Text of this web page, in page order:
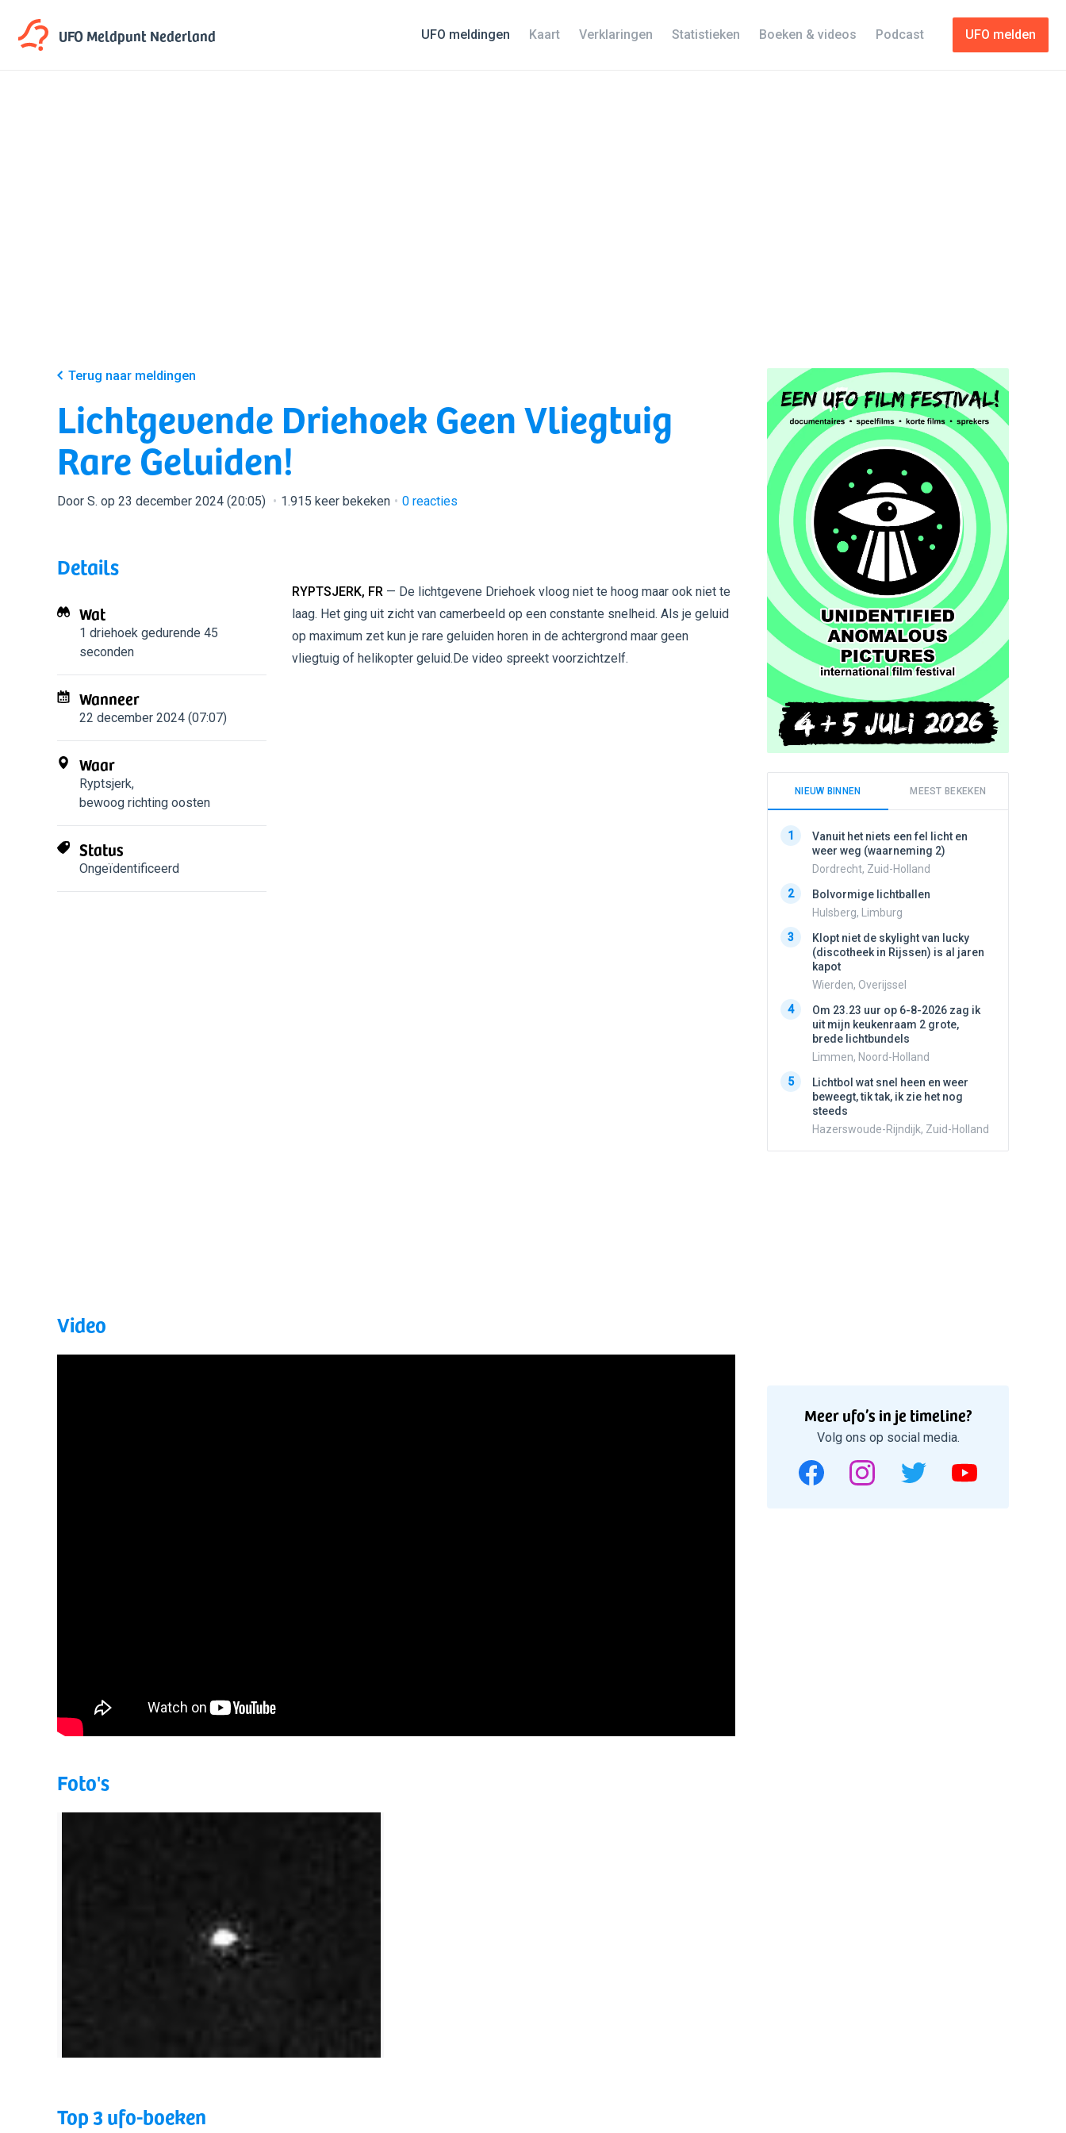
UFO MeldpuntNederland UFO melden
UFO meldingen Kaart Verklaringen Statistieken Boeken & videos Podcast
Terug naar meldingen
Lichtgevende Driehoek Geen Vliegtuig
Rare Geluiden!
Door S. op 23 december 2024 (20:05) 1.915 keer bekeken 0 reacties
Details
Wat
1 driehoek gedurende 45
seconden
Wanneer
22 december 2024 (07:07)
Waar
Ryptsjerk,
bewoog richting oosten
Status
Ongeïdentificeerd
RYPTSJERK, FR— De lichtgevene Driehoek vloog niet te hoog maar ook niet te
laag. Het ging uit zicht van camerbeeld op een constante snelheid. Als je geluid
op maximum zet kun je rare geluiden horen in de achtergrond maar geen
vliegtuig of helikopter geluid.De video spreekt voorzichtzelf.
Video
Foto's
Top 3 ufo-boeken
NIEUW BINNEN MEEST BEKEKEN
1
Vanuit het niets een fel licht en
weer weg (waarneming 2)
Dordrecht, Zuid-Holland
2
Bolvormige lichtballen
Hulsberg, Limburg
3
Klopt niet de skylight van lucky
(discotheek in Rijssen) is al jaren
kapot
Wierden, Overijssel
4
Om 23.23 uur op 6-8-2026 zag ik
uit mijn keukenraam 2 grote,
brede lichtbundels
Limmen, Noord-Holland
5
Lichtbol wat snel heen en weer
beweegt, tik tak, ik zie het nog
steeds
Hazerswoude-Rijndijk, Zuid-Holland
Meer ufo’s in je timeline?
Volg ons op social media.